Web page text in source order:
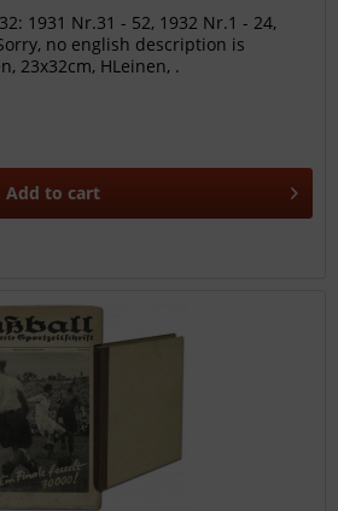
1931 Nr.31 - 52, 1932 Nr.1 - 24,
no english description is
23x32cm, HLeinen, .
Add to cart